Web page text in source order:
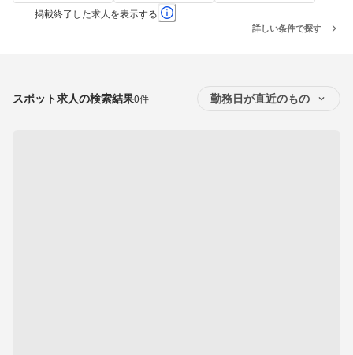
掲載終了した求人を表示する
詳しい条件で探す
スポット求人の検索結果0件 勤務日が直近のもの